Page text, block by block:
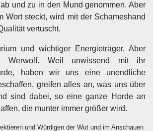
ab und zu in den Mund genommen. Aber
Wort steckt, wird mit der Schameshand
vertuscht.
und wichtiger Energieträger. Aber
Werwolf. Weil unwissend mit ihr
haben wir uns eine unendliche
greifen alles an, was uns über
sind dabei, so eine ganze Horde an
die munter immer größer wird.
und Würdigen der Wut und im Anschauen